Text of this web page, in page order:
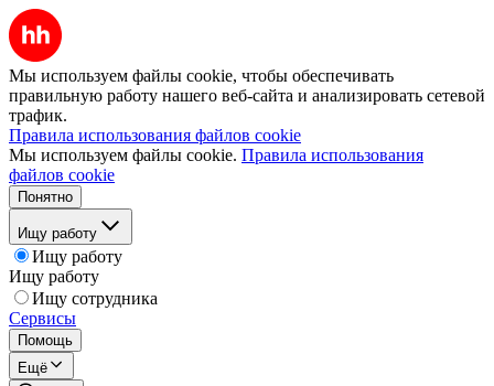
Мы используем файлы cookie, чтобы обеспечивать
правильную работу нашего веб-сайта и анализировать сетевой
трафик.
Правила использования файлов cookie
Мы используем файлы cookie. Правила использования
файлов cookie
Понятно
Ищу работу
Ищу работу
Ищу работу
Ищу сотрудника
Сервисы
Помощь
Ещё